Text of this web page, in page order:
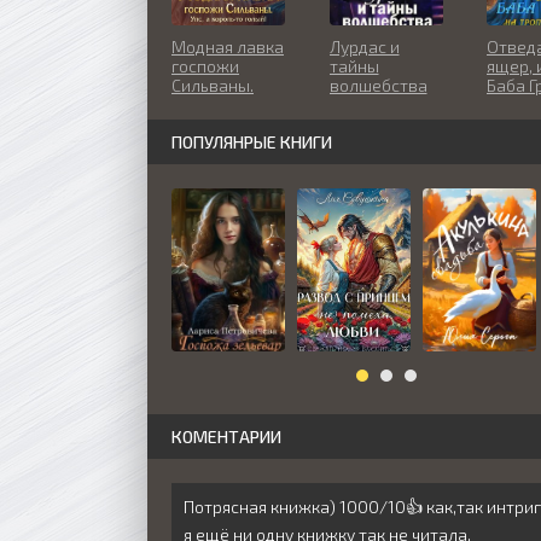
Модная лавка
госпожи
Сильваны.
то голый!
Лурдас и
тайны
волшебства
ящер,
Баба
ПОПУЛЯНРЫЕ КНИГИ
КОМЕНТАРИИ
Потрясная книжка) 1000/10👍 как,так
я ещё ни одну книжку так не читала.